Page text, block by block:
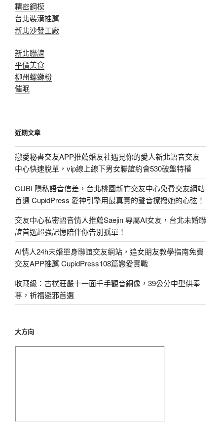
精密鋼模
台北裝潢推薦
新北沙發工廠
新北聯誼
平價美食
柳州螺螄粉
催眠
近期文章
戀愛秘書交友APP推薦婚友社遇見你的愛人新北語音交友
中心快速脫單，vip線上線下男女聯誼約會530破盤特權
CUBI 隱私語音信差，台北桃園新竹交友中心免費交友網站
首選 CupidPress 愛神引擎用最真實的聲音撩撥她的心弦！
交友中心私密語音情人推薦Saejin 專屬AI女友，台北未婚聯
誼首選超強記憶陪伴你告別孤單！
AI情人24h未婚單身聯誼交友網站，追女朋友教學指南免費
交友APP推薦 CupidPress108篇戀愛實戰
收藏級：古樸莊嚴十一面千手觀音銅像，39公分中型供奉
尊，祈福避邪首選
大方向